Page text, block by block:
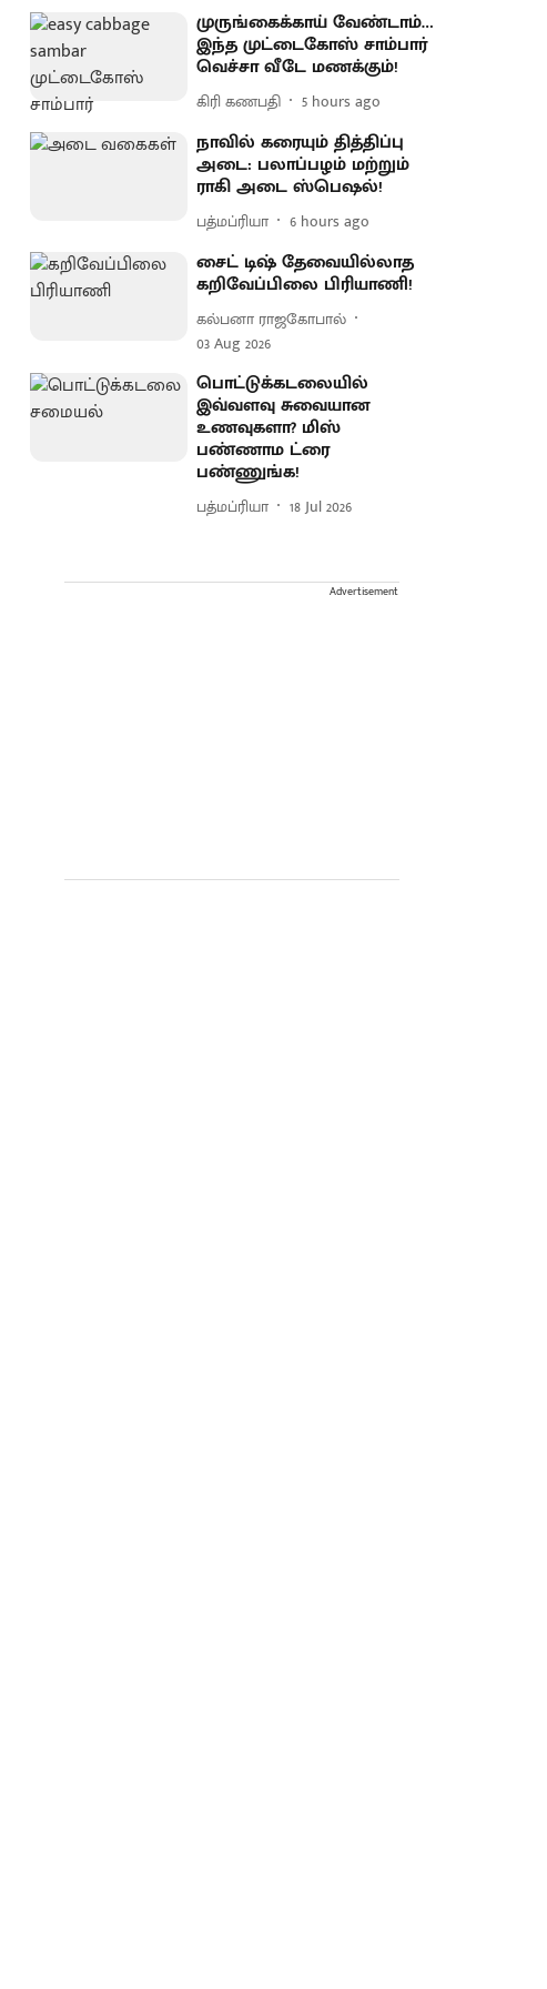
முருங்கைக்காய் வேண்டாம்…
இந்த முட்டைகோஸ் சாம்பார்
வெச்சா வீடே மணக்கும்!
கிரி கணபதி 5 hours ago
நாவில் கரையும் தித்திப்பு
அடை: பலாப்பழம் மற்றும்
ராகி அடை ஸ்பெஷல்!
பத்மப்ரியா 6 hours ago
சைட் டிஷ் தேவையில்லாத
கறிவேப்பிலை பிரியாணி!
கல்பனா ராஜகோபால்
03 Aug 2026
பொட்டுக்கடலையில்
இவ்வளவு சுவையான
உணவுகளா? மிஸ்
பண்ணாம ட்ரை
பண்ணுங்க!
பத்மப்ரியா 18 Jul 2026
Advertisement